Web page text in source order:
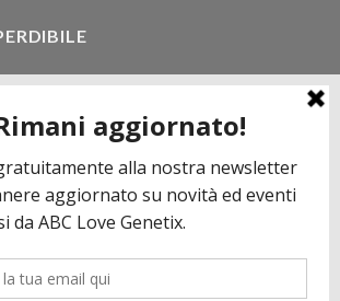
Un prezzo mai visto,
il tuo toro filtrando a
può essere vantaggioso
di prodotti in regalo per te
per più informazioni.